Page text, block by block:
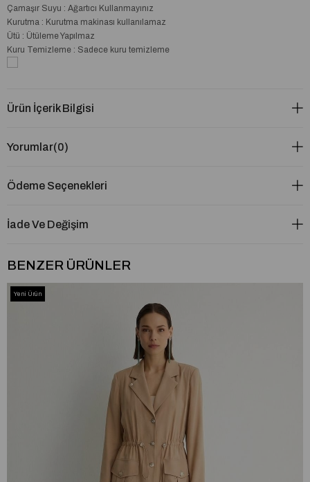
Çamaşır Suyu : Ağartıcı Kullanmayınız
Kurutma : Kurutma makinası kullanılamaz
Ütü : Ütüleme Yapılmaz
Kuru Temizleme : Sadece kuru temizleme
Ürün İçerik Bilgisi
Yorumlar(0)
Ödeme Seçenekleri
İade Ve Değişim
BENZER ÜRÜNLER
Yeni Ürün